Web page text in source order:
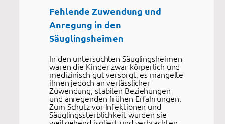
Fehlende Zuwendung und
Anregung in den
Säuglingsheimen
In den untersuchten Säuglingsheimen
waren die Kinder zwar körperlich und
medizinisch gut versorgt, es mangelte
ihnen jedoch an verlässlicher
Zuwendung, stabilen Beziehungen
und anregenden frühen Erfahrungen.
Zum Schutz vor Infektionen und
Säuglingssterblichkeit wurden sie